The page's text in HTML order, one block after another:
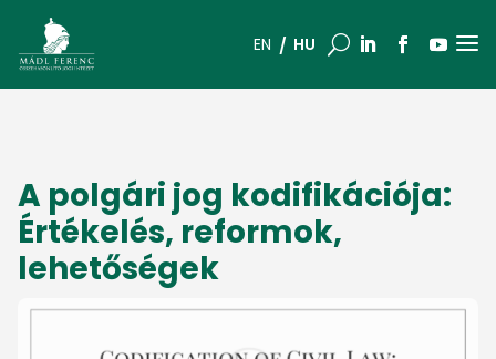
EN HU U a
A polgári jog kodifikációja:
Értékelés, reformok,
lehetőségek